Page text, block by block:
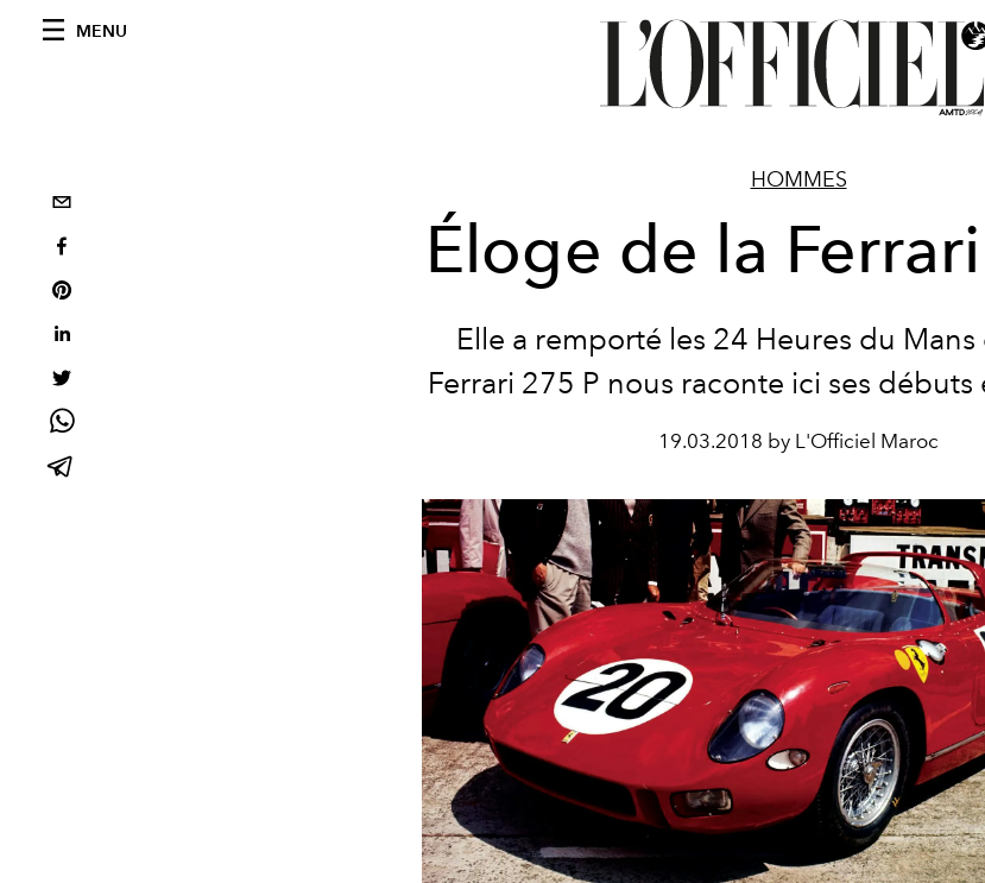
MENU
HOMMES
Éloge de la
Elle a remporté les 24 Heures du Mans
Ferrari 275 P nous raconte ici ses
19.03.2018 by L'Officiel Maroc